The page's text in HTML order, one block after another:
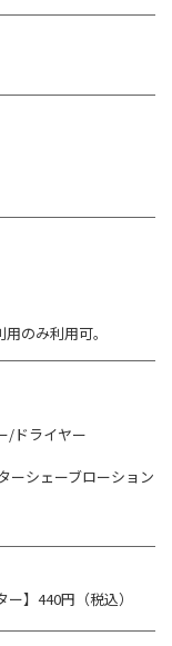
のみ利用可。
/ドライヤー
ーシェーブローション
】440円（税込）